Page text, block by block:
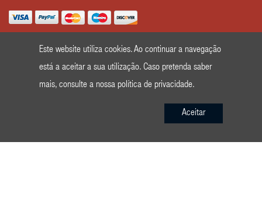
Este website utiliza cookies. Ao continuar a navegação
está a aceitar a sua utilização. Caso pretenda saber
mais, consulte a nossapolítica de privacidade.
Aceitar